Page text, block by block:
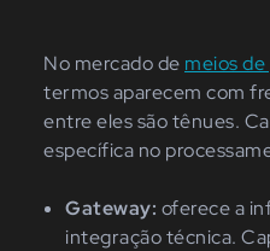
No mercado de meios
termos aparecem com
entre eles são tênues.
específica no
Gateway: oferece a
integração técnica.